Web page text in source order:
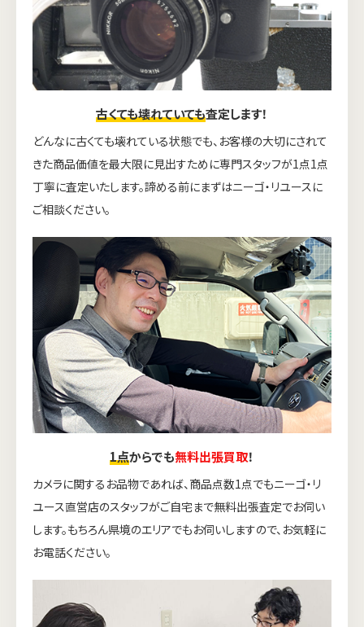
古くても壊れていても査定します！
どんなに古くても壊れている状態でも、お客様の大切にされて
きた商品価値を最大限に見出すために専門スタッフが1点1点
丁寧に査定いたします。諦める前にまずはニーゴ・リユースに
ご相談ください。
1点からでも無料出張買取！
カメラに関するお品物であれば、商品点数1点でもニーゴ・リ
ユース直営店のスタッフがご自宅まで無料出張査定でお伺い
します。もちろん県境のエリアでもお伺いしますので、お気軽に
お電話ください。